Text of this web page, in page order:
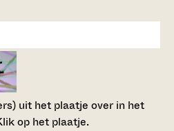
uit het plaatje over in het
op het plaatje.